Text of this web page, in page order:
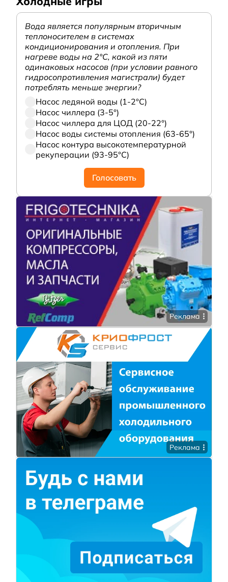
Вода является популярным вторичным
теплоносителем в системах
кондиционирования и отопления. При
нагреве воды на 2°С, какой из пяти
одинаковых насосов (при условии равного
гидросопротивления магистрали) будет
потреблять меньше энергии?
Насос ледяной воды (1-2°С)
Насос чиллера (3-5°)
Насос чиллера для ЦОД (20-22°)
Насос воды системы отопления (63-65°)
Насос контура высокотемпературной
рекуперации (93-95°С)
Голосовать
Реклама
Реклама